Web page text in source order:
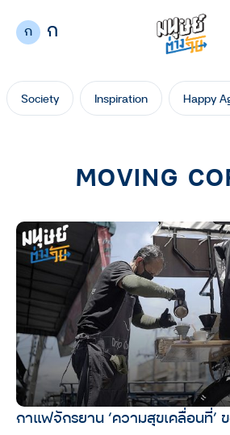
ก ก
Society Inspiration Happy
MOVING
กาแฟจักรยาน ‘ความสุขเคลื่อนที่’